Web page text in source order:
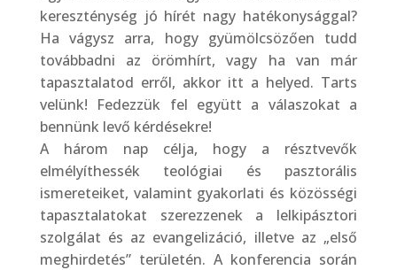
kereszténység jó hírét nagy hatékonysággal?
Ha vágysz arra, hogy gyümölcsözően tudd
továbbadni az örömhírt, vagy ha van már
tapasztalatod erről, akkor itt a helyed. Tarts
velünk! Fedezzük fel együtt a válaszokat a
bennünk levő kérdésekre!
A három nap célja, hogy a résztvevők
elmélyíthessék teológiai és pasztorális
ismereteiket, valamint gyakorlati és közösségi
tapasztalatokat szerezzenek a lelkipásztori
szolgálat és az evangelizáció, illetve az „első
meghirdetés” területén. A konferencia során